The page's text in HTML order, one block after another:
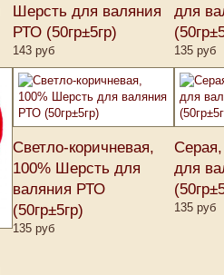
Шерсть для валяния
РТО (50гр±5гр)
143 руб
для
135 руб
Светло-коричневая,
100% Шерсть для
валяния РТО
(50гр±5гр)
135 руб
для
135 руб